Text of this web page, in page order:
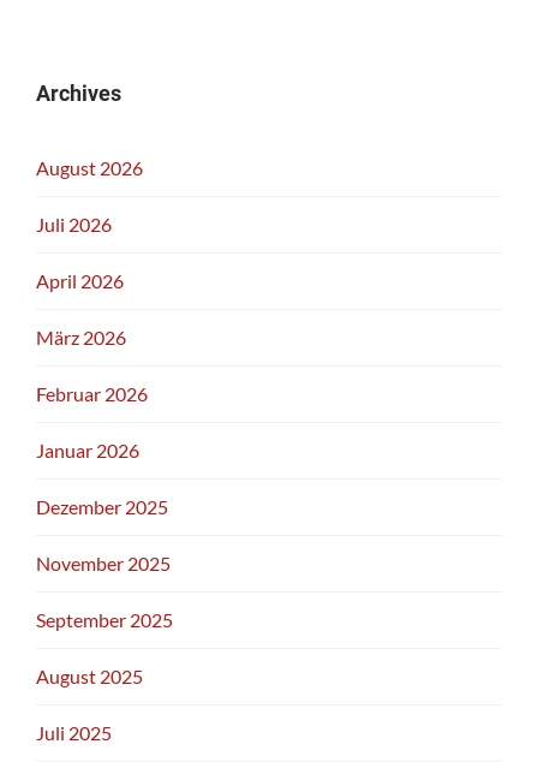
Archives
August 2026
Juli 2026
April 2026
März 2026
Februar 2026
Januar 2026
Dezember 2025
November 2025
September 2025
August 2025
Juli 2025